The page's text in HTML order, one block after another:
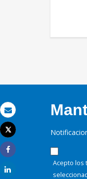
Correo electrónico
Imprimir
Tweet
Share
Acepto los